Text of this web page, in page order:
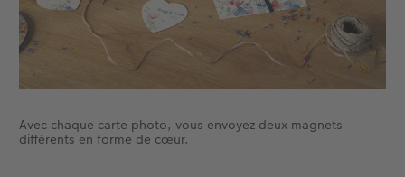
Avec chaque carte photo, vous envoyez deux magnets
différents en forme de cœur.